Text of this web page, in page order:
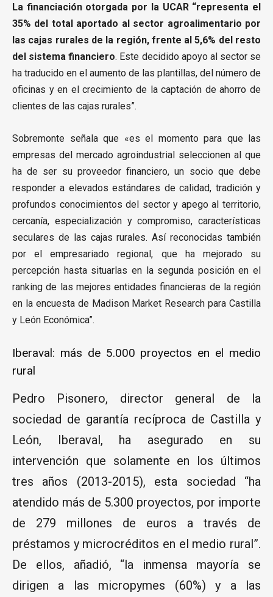
La financiación otorgada por la UCAR “representa el
35% del total aportado al sector agroalimentario por
las cajas rurales de la región, frente al 5,6% del resto
del sistema financiero. Este decidido apoyo al sector se
ha traducido en el aumento de las plantillas, del número de
oficinas y en el crecimiento de la captación de ahorro de
clientes de las cajas rurales”.
Sobremonte señala que «es el momento para que las
empresas del mercado agroindustrial seleccionen al que
ha de ser su proveedor financiero, un socio que debe
responder a elevados estándares de calidad, tradición y
profundos conocimientos del sector y apego al territorio,
cercanía, especialización y compromiso, características
seculares de las cajas rurales. Así reconocidas también
por el empresariado regional, que ha mejorado su
percepción hasta situarlas en la segunda posición en el
ranking de las mejores entidades financieras de la región
en la encuesta de Madison Market Research para Castilla
y León Económica”.
Iberaval: más de 5.000 proyectos en el medio
rural
Pedro Pisonero, director general de la
sociedad de garantía recíproca de Castilla y
León, Iberaval, ha asegurado en su
intervención que solamente en los últimos
tres años (2013-2015), esta sociedad “ha
atendido más de 5.300 proyectos, por importe
de 279 millones de euros a través de
préstamos y microcréditos en el medio rural”.
De ellos, añadió, “la inmensa mayoría se
dirigen a las micropymes (60%) y a las